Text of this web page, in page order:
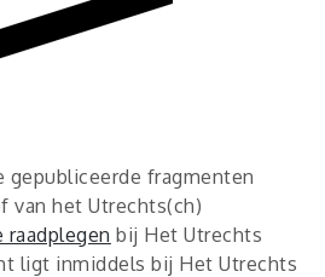
gepubliceerde fragmenten
van het Utrechts(ch)
raadplegen bij Het Utrechts
ligt inmiddels bij Het Utrechts